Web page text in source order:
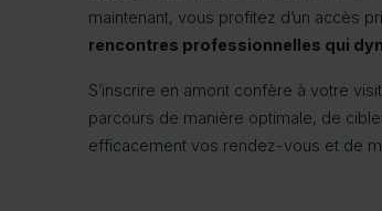
maintenant, vous profitez d’un accès
rencontres professionnelles qui
S’inscrire en amont confère à votre
parcours de manière optimale, de
efficacement vos rendez-vous et de